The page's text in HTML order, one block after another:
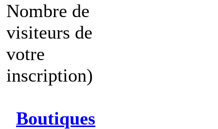
Nombre de
visiteurs de
votre
inscription)
Boutiques